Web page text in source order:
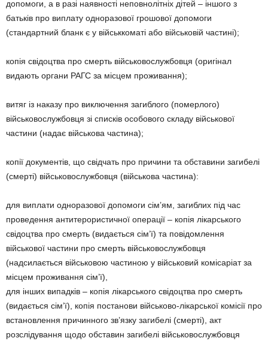
допомоги, а в разі наявності неповнолітніх дітей – іншого з
батьків про виплату одноразової грошової допомоги
(стандартний бланк є у військкоматі або військовій частині);
копія свідоцтва про смерть військовослужбовця (оригінал
видають органи РАГС за місцем проживання);
витяг із наказу про виключення загиблого (померлого)
військовослужбовця зі списків особового складу військової
частини (надає військова частина);
копії документів, що свідчать про причини та обставини загибелі
(смерті) військовослужбовця (військова частина):
для виплати одноразової допомоги сім’ям, загиблих під час
проведення антитерористичної операції – копія лікарського
свідоцтва про смерть (видається сім’ї) та повідомлення
військової частини про смерть військовослужбовця
(надсилається військовою частиною у військовий комісаріат за
місцем проживання сім’ї),
для інших випадків – копія лікарського свідоцтва про смерть
(видається сім’ї), копія постанови військово-лікарської комісії про
встановлення причинного зв’язку загибелі (смерті), акт
розслідування щодо обставин загибелі військовослужбовця